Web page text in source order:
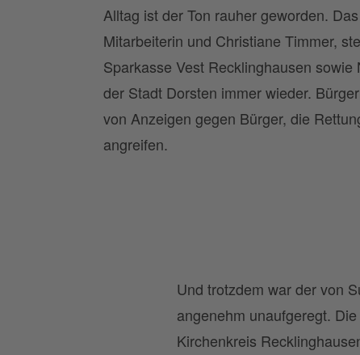
Alltag ist der Ton rauher geworden.
Mitarbeiterin und Christiane Timmer,
Sparkasse Vest Recklinghausen
der Stadt Dorsten immer wieder.
von Anzeigen gegen Bürger, die
angreifen.
Und trotzdem war der von
angenehm unaufgeregt.
Kirchenkreis